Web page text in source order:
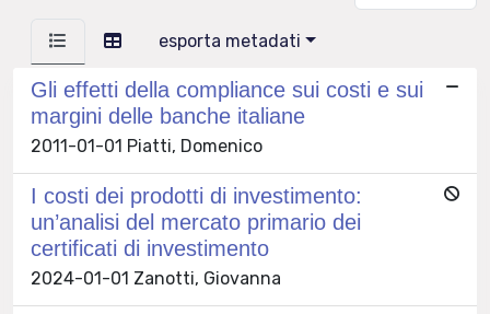
esporta metadati
Gli effetti della compliance sui costi e sui
margini delle banche italiane
2011-01-01 Piatti, Domenico
I costi dei prodotti di investimento:
un’analisi del mercato primario dei
certificati di investimento
2024-01-01 Zanotti, Giovanna